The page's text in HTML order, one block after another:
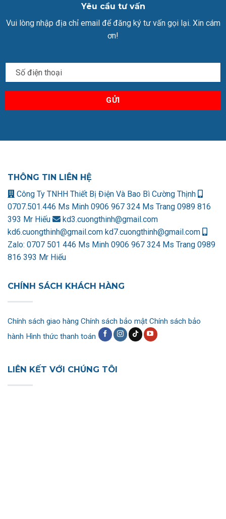
Yêu cầu tư vấn
Vui lòng nhập địa chỉ email để đăng ký tư vấn gọi lại. Xin cám
ơn!
THÔNG TIN LIÊN HỆ
Công Ty TNHH Thiết Bị Điện Và Bao Bì Cường Thịnh
0707.501.446 Ms Minh 0906 967 324 Ms Trang 0989 816
393 Mr Hiếu
kd3.cuongthinh@gmail.com
kd6.cuongthinh@gmail.com kd7.cuongthinh@gmail.com
Zalo: 0707 501 446 Ms Minh 0906 967 324 Ms Trang 0989
816 393 Mr Hiếu
CHÍNH SÁCH KHÁCH HÀNG
Chính sách giao hàng Chính sách bảo mật Chính sách bảo
hành Hình thức thanh toán
LIÊN KẾT VỚI CHÚNG TÔI